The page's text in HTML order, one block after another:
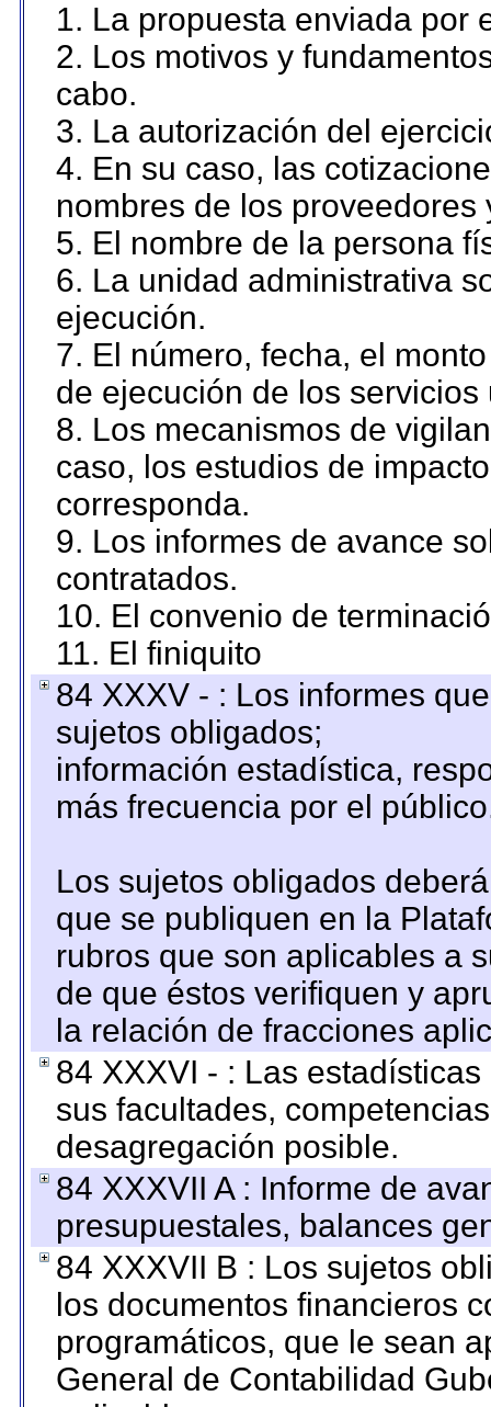
1. La propuesta enviada por
2. Los motivos y
cabo.
3. La autorización del
4. En su caso, las
nombres de los proveedores
5. El nombre de la persona
6. La unidad administrativa
ejecución.
7. El número, fecha, el
de ejecución de los servicios
8. Los mecanismos de
caso, los estudios de
corresponda.
9. Los informes de avance
contratados.
10. El convenio de
11. El finiquito
84 XXXV - : Los informes
sujetos obligados;
información estadística,
más frecuencia por el
Los sujetos obligados
que se publiquen en la
rubros que son aplicables a
de que éstos verifiquen y
la relación de fracciones
84 XXXVI - : Las
sus facultades,
desagregación posible.
84 XXXVII A : Informe de
presupuestales, balances
84 XXXVII B : Los sujetos
los documentos financieros
programáticos, que le sean
General de Contabilidad